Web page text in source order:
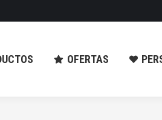
OFERTAS
PERSONALIZAR